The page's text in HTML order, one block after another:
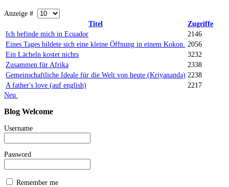
Anzeige #
Titel
Zugriffe
Ich befinde mich in Ecuador
2146
Eines Tages bildete sich eine kleine Öffnung in einem Kokon.
2056
Ein Lächeln kostet nichts
3232
Zusammen für Afrika
2338
Gemeinschaftliche Ideale für die Welt von heute (Kriyananda) 2238
A father's love (auf english)
2217
Neu
Blog Welcome
Username
Password
Remember me